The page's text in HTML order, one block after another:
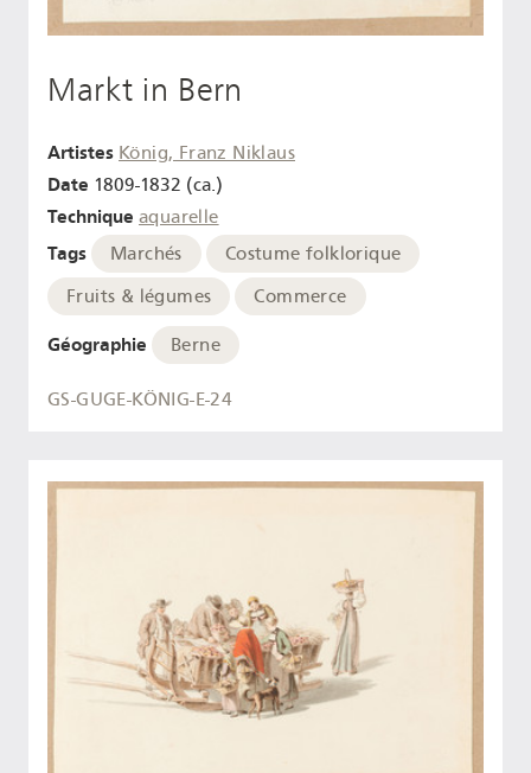
Markt in Bern
Artistes König, Franz Niklaus
Date 1809-1832 (ca.)
Technique aquarelle
Tags Marchés
Costume folklorique
Fruits & légumes
Commerce
Géographie Berne
GS-GUGE-KÖNIG-E-24